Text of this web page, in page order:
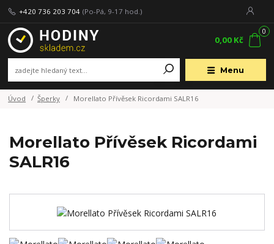
Menu
+420 736 203 704 (Po-Pá, 9-17 hod.)
0
0,00 Kč
Úvod Šperky Morellato Přívěsek Ricordami SALR16
Morellato Přívěsek Ricordami
SALR16